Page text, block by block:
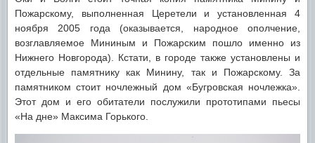
Пожарскому, выполненная Церетели и установленная 4
ноября 2005 года (оказывается, народное ополчение,
возглавляемое Мининым и Пожарским пошло именно из
Нижнего Новгорода). Кстати, в городе также установлены и
отдельные памятнику как Минину, так и Пожарскому. За
памятником стоит ночлежный дом «Бугровская ночлежка».
Этот дом и его обитатели послужили прототипами пьесы
«На дне» Максима Горького.